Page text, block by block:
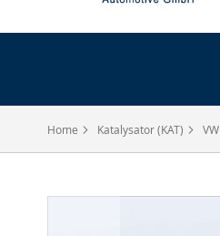
Home Katalysator (KAT) VW